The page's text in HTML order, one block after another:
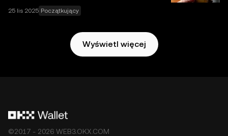
ekosystemu Web3 OKX
25 lis 2025 Początkujący
Wyświetl więcej
©2017 - 2026 WEB3.OKX.COM